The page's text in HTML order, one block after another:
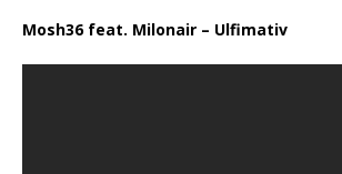
Mosh36 feat. Milonair – Ulfimativ